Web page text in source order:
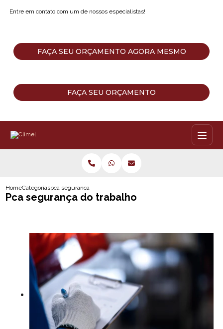
Entre em contato com um de nossos especialistas!
FAÇA SEU ORÇAMENTO AGORA MESMO
FAÇA SEU ORÇAMENTO
HomeCategoriaspca seguranca do trabalho
Pca segurança do trabalho